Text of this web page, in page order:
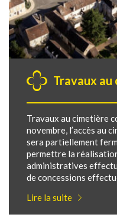
Travaux
Travaux au cimetière
novembre, l’accès au
sera partiellement
permettre la
administratives
de concessions
Lire la suite